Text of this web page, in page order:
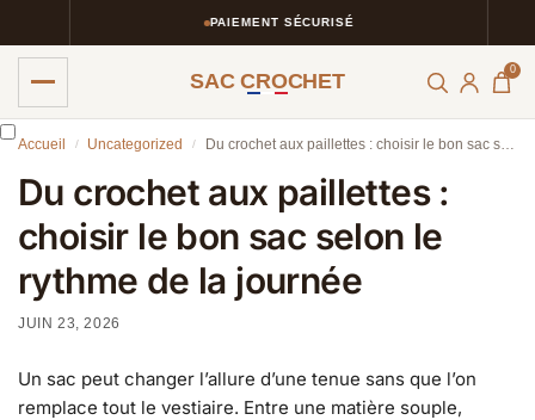
PAIEMENT SÉCURISÉ
SAC CROCHET 0
Accueil / Uncategorized / Du crochet aux paillettes : choisir le bon sac selon le rythme de la journée
Du crochet aux paillettes :
choisir le bon sac selon le
rythme de la journée
JUIN 23, 2026
Un sac peut changer l’allure d’une tenue sans que l’on
remplace tout le vestiaire. Entre une matière souple,